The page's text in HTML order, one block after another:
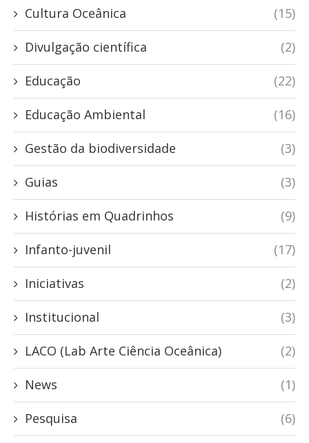
Cultura Oceânica (15)
Divulgação científica (2)
Educação (22)
Educação Ambiental (16)
Gestão da biodiversidade (3)
Guias (3)
Histórias em Quadrinhos (9)
Infanto-juvenil (17)
Iniciativas (2)
Institucional (3)
LACO (Lab Arte Ciência Oceânica) (2)
News (1)
Pesquisa (6)